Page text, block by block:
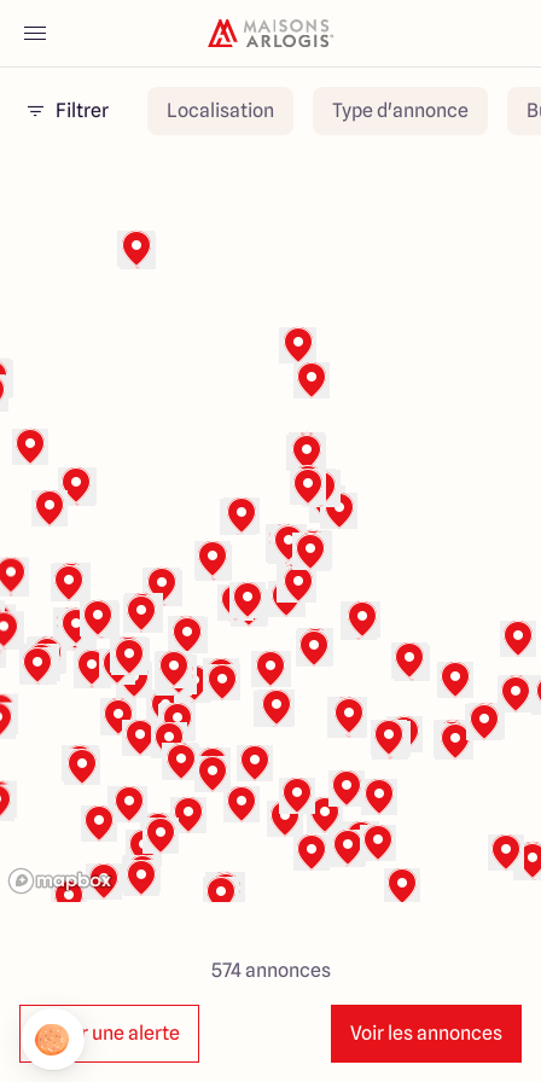
Accueil
Nos annonces
Maisons ARLOGIS Nord
Lille - Villeneuve d'Ascq
03 66 72 64 60
Valenciennes - Marly 03 27 45 60 30
4.4 4.8
Filtrer Localisation Type d'annonce
574annonces
Créer une alerte Voir les annonces